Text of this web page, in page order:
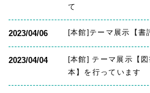
て
2023/04/06 [本館]テーマ展示【書
2023/04/04
[本館] テーマ展示【
本】を行っています